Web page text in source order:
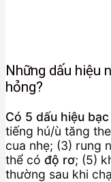
Những dấu hiệu
hỏng?
Có 5 dấu hiệu
tiếng hú/ù tăng
cua nhẹ; (3) rung
thể có độ rơ; (5)
thường sau khi